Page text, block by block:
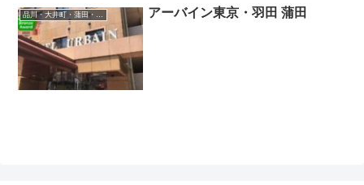
アーバイン東京・羽田 蒲田